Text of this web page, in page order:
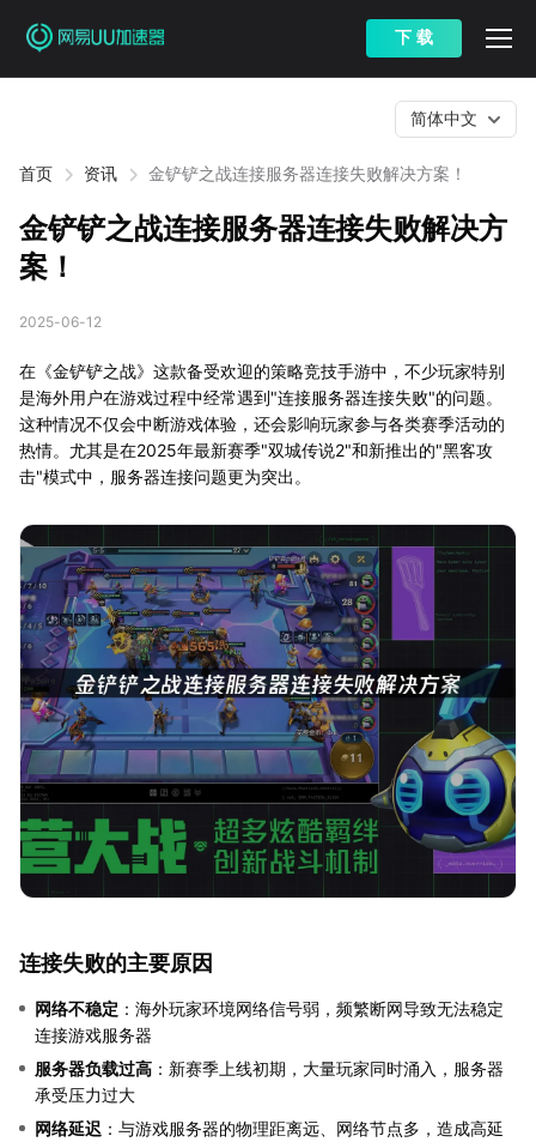
下 载
首页 资讯 金铲铲之战连接服务器连接失败解决方案！
简体中文
金铲铲之战连接服务器连接失败解决方
案！
2025-06-12
在《金铲铲之战》这款备受欢迎的策略竞技手游中，不少玩家特别
是海外用户在游戏过程中经常遇到"连接服务器连接失败"的问题。
这种情况不仅会中断游戏体验，还会影响玩家参与各类赛季活动的
热情。尤其是在2025年最新赛季"双城传说2"和新推出的"黑客攻
击"模式中，服务器连接问题更为突出。
连接失败的主要原因
网络不稳定 ：海外玩家环境网络信号弱，频繁断网导致无法稳定
连接游戏服务器
服务器负载过高 ：新赛季上线初期，大量玩家同时涌入，服务器
承受压力过大
网络延迟 ：与游戏服务器的物理距离远、网络节点多，造成高延